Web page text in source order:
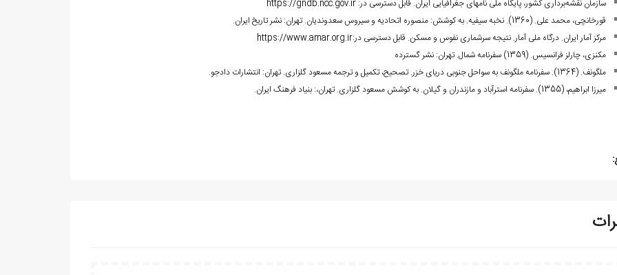
سازمان نقشه‌برداری کشور، پایگاه ملی نام‏های جغرافیایی ایران. قابل دسترسی در:https://gndb.ncc.gov.ir
قورخانچی، محمد علی. (1360). نخبه سیفیه. به کوشش: منصوره اتحادیه و سیروس سعدوندیان. تهران: نشر تاریخ ایران.
مرکز آمار ایران. درگاه ملی آمار. نتیجه سرشماری نفوس و مسکن. قابل دسترسی در:https://www.amar.org.ir
مکنزی، چارلز فرانسیس. (1359) سفرنامه شمال. تهران: نشر گسترده
ملگونف. (1364). سفرنامه ملگونف به سواحل جنوبی دریای خزر. تصحیح، تکمیل و ترجمه مسعود گلزاری. تهران: انتشارات دادجو.
میرزا ابراهیم، (1355). سفرنامه استرآباد و مازندران و گیلان. به کوشش مسعود گلزاری. تهران،: بنیاد فرهنگ ایران.